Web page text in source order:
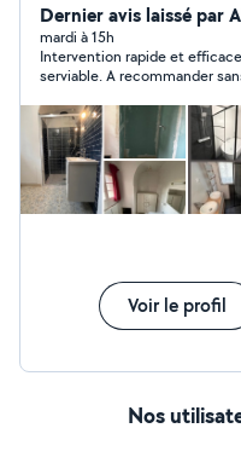
Dernier avis laissé par
mardi à 15h
Intervention rapide et
serviable. A recommander
Voir le profil
Nos